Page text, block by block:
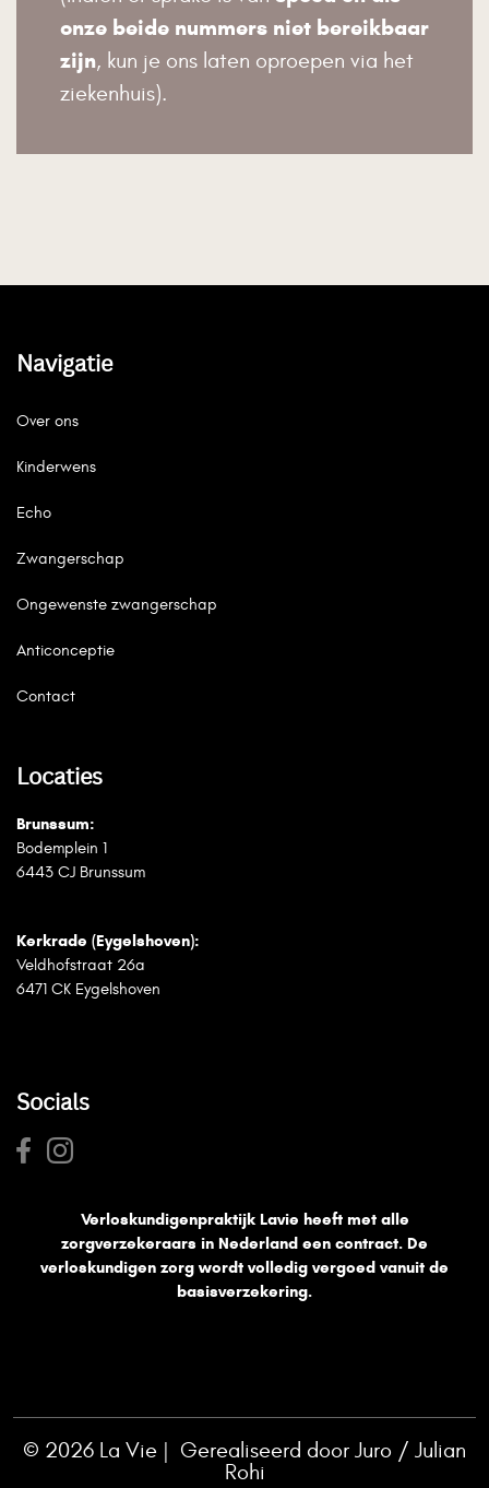
onze beide nummers niet bereikbaar
zijn, kun je ons laten oproepen via het
ziekenhuis).
Navigatie
Over ons
Kinderwens
Echo
Zwangerschap
Ongewenste zwangerschap
Anticonceptie
Contact
Locaties
Brunssum:
Bodemplein 1
6443 CJ Brunssum
Kerkrade (Eygelshoven):
Veldhofstraat 26a
6471 CK Eygelshoven
Socials
Verloskundigenpraktijk Lavie heeft met alle
zorgverzekeraars in Nederland een contract. De
verloskundigen zorg wordt volledig vergoed vanuit de
basisverzekering.
© 2026 La Vie | Gerealiseerd door Juro / Julian
Rohi